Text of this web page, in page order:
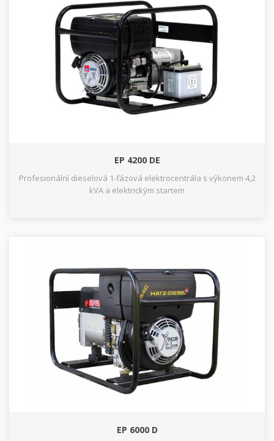
EP 4200 DE
Profesionální dieselová 1-fázová elektrocentrála s výkonem 4,2
kVA a elektrickým startem
EP 6000 D